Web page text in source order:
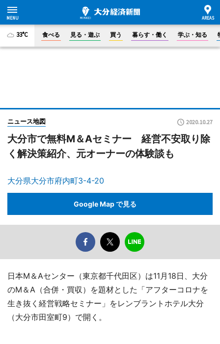
33°C 食べる 見る・遊ぶ 買う 暮らす・働く 学ぶ・知る
ニュース地図 2020.10.27
大分市で無料M＆Aセミナー 経営不安取り除
く解決策紹介、元オーナーの体験談も
大分県大分市府内町3-4-20
Google Map で見る
日本M＆Aセンター（東京都千代田区）は11月18日、大分
のM＆A（合併・買収）を題材とした「アフターコロナを
生き抜く経営戦略セミナー」をレンブラントホテル大分
（大分市田室町9）で開く。